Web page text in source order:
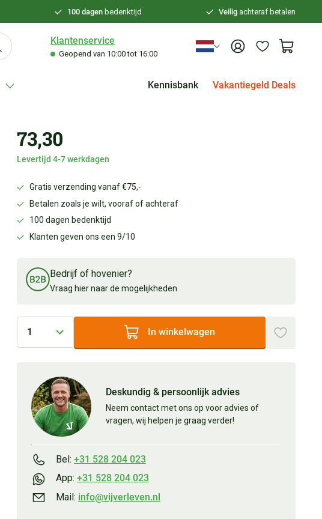
100 dagenbedenktijd Veiligachteraf betalen
Klantenservice
Geopend van 10:00 tot 16:00
Kennisbank Vakantiegeld Deals
73,30
Levertijd 4-7 werkdagen
Gratis verzending vanaf €75,-
Betalen zoals je wilt, vooraf of achteraf
100 dagen bedenktijd
Klanten geven ons een 9/10
Bedrijf of hovenier?
Vraag hier naar de mogelijkheden
In winkelwagen
Deskundig & persoonlijk advies
Neem contact met ons op voor advies of
vragen, wij helpen je graag verder!
Bel: +31 528 204 023
App: +31 528 204 023
Mail: info@vijverleven.nl